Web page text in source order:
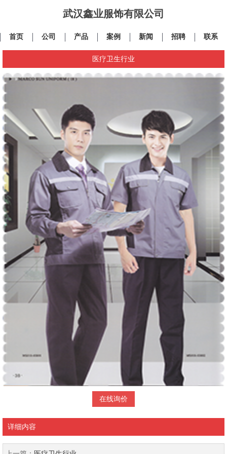
武汉鑫业服饰有限公司
首页 公司 产品 案例 新闻 招聘 联系
医疗卫生行业
在线询价
详细内容